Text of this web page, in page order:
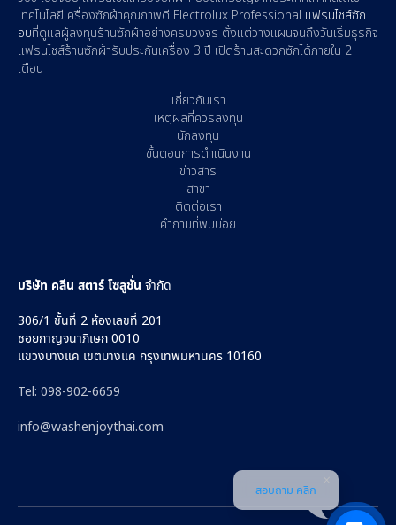
เทคโนโลยีเครื่องซักผ้าคุณภาพดี Electrolux Professional แฟรนไชส์ซัก
อบที่ดูแลผู้ลงทุนร้านซักผ้าอย่างครบวงจร ตั้งแต่วางแผนจนถึงวันเริ่มธุรกิจ
แฟรนไชส์ร้านซักผ้ารับประกันเครื่อง 3 ปี เปิดร้านสะดวกซักได้ภายใน 2
เดือน
เกี่ยวกับเรา
เหตุผลที่ควรลงทุน
นักลงทุน
ขั้นตอนการดำเนินงาน
ข่าวสาร
สาขา
ติดต่อเรา
คำถามที่พบบ่อย
บริษัท คลีน สตาร์ โซลูชั่น จำกัด
306/1 ชั้นที่ 2 ห้องเลขที่ 201
ซอยกาญจนาภิเษก 0010
แขวงบางแค เขตบางแค กรุงเทพมหานคร 10160
Tel: 098-902-6659
info@washenjoythai.com‍
สอบถาม คลิก